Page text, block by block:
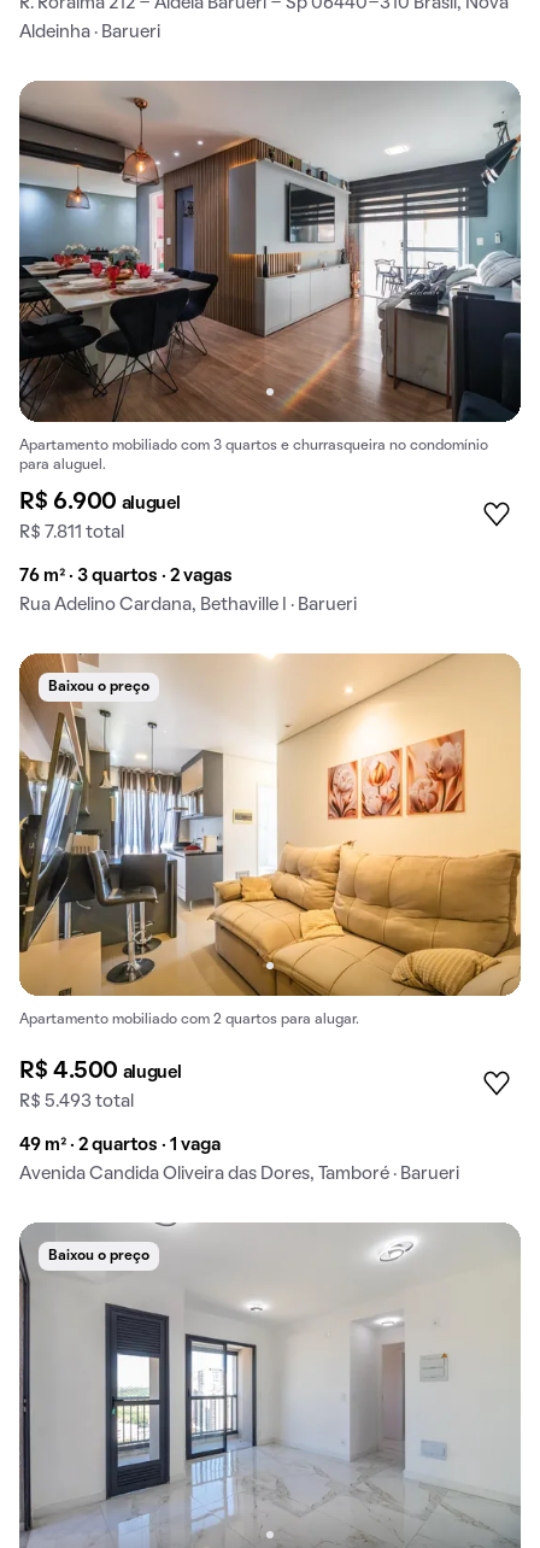
R. Roraima 212 - Aldeia Barueri - Sp 06440-310 Brasil, Nova
Aldeinha · Barueri
Apartamento mobiliado com 3 quartos e churrasqueira no condomínio
para aluguel.
R$ 6.900 aluguel
R$ 7.811 total
76 m² · 3 quartos · 2 vagas
Rua Adelino Cardana, Bethaville I · Barueri
Baixou o preço
Apartamento mobiliado com 2 quartos para alugar.
R$ 4.500 aluguel
R$ 5.493 total
49 m² · 2 quartos · 1 vaga
Avenida Candida Oliveira das Dores, Tamboré · Barueri
Baixou o preço